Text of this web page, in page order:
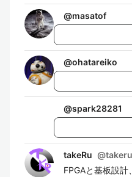
@masatof
@ohatareiko
@spark28281
takeRu @
FPGAと基板設